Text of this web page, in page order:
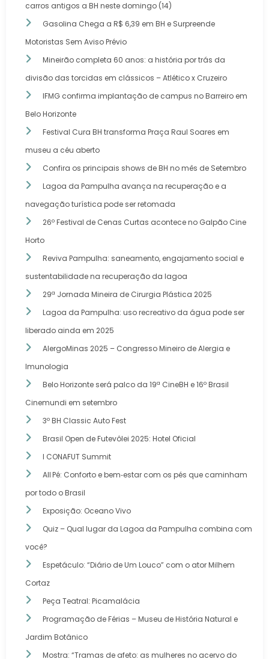
carros antigos a BH neste domingo (14)
Gasolina Chega a R$ 6,39 em BH e Surpreende
Motoristas Sem Aviso Prévio
Mineirão completa 60 anos: a história por trás da
divisão das torcidas em clássicos – Atlético x Cruzeiro
IFMG confirma implantação de campus no Barreiro em
Belo Horizonte
Festival Cura BH transforma Praça Raul Soares em
museu a céu aberto
Confira os principais shows de BH no mês de Setembro
Lagoa da Pampulha avança na recuperação e a
navegação turística pode ser retomada
26º Festival de Cenas Curtas acontece no Galpão Cine
Horto
Reviva Pampulha: saneamento, engajamento social e
sustentabilidade na recuperação da lagoa
29ª Jornada Mineira de Cirurgia Plástica 2025
Lagoa da Pampulha: uso recreativo da água pode ser
liberado ainda em 2025
AlergoMinas 2025 – Congresso Mineiro de Alergia e
Imunologia
Belo Horizonte será palco da 19ª CineBH e 16º Brasil
Cinemundi em setembro
3º BH Classic Auto Fest
Brasil Open de Futevôlei 2025: Hotel Oficial
I CONAFUT Summit
All Pé: Conforto e bem‑estar com os pés que caminham
por todo o Brasil
Exposição: Oceano Vivo
Quiz – Qual lugar da Lagoa da Pampulha combina com
você?
Espetáculo: “Diário de Um Louco” com o ator Milhem
Cortaz
Peça Teatral: Picamalácia
Programação de Férias – Museu de História Natural e
Jardim Botânico
Mostra: “Tramas de afeto: as mulheres no acervo do